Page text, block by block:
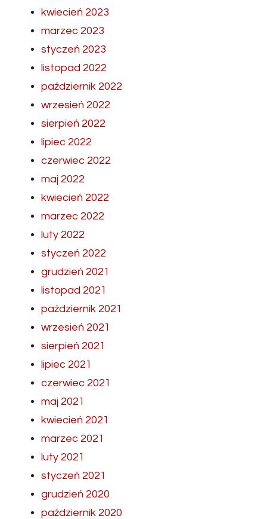
kwiecień 2023
marzec 2023
styczeń 2023
listopad 2022
październik 2022
wrzesień 2022
sierpień 2022
lipiec 2022
czerwiec 2022
maj 2022
kwiecień 2022
marzec 2022
luty 2022
styczeń 2022
grudzień 2021
listopad 2021
październik 2021
wrzesień 2021
sierpień 2021
lipiec 2021
czerwiec 2021
maj 2021
kwiecień 2021
marzec 2021
luty 2021
styczeń 2021
grudzień 2020
październik 2020